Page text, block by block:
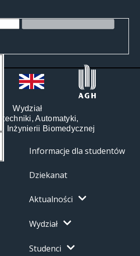
Wydział
Automatyki,
i Inżynierii Biomedycznej
Informacje dla studentów
Dziekanat
Aktualności
Wydział
Studenci